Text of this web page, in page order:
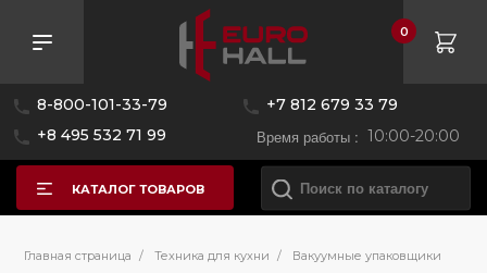
8-800-101-33-79
+7 812 679 33 79
+8 495 532 71 99
Время работы : 10:00-20:00
0
КАТАЛОГ ТОВАРОВ
Главная страница / Техника для кухни /
Вакуумные упаковщики